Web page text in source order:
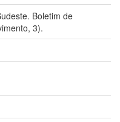
Boletim de
3).